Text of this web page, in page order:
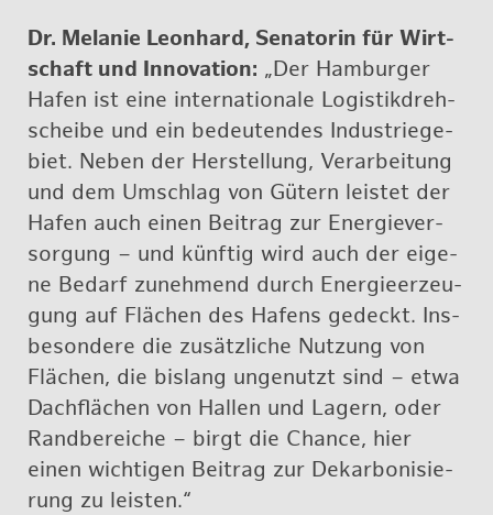
Dr. Me­la­nie Le­on­hard, Se­na­to­rin für Wirt­
schaft und In­no­va­ti­on: „Der Ham­bur­ger
Hafen ist eine in­ter­na­tio­na­le Lo­gis­tik­dreh­
schei­be und ein be­deu­ten­des In­dus­trie­ge­
biet. Neben der Her­stel­lung, Ver­ar­bei­tung
und dem Um­schlag von Gü­tern leis­tet der
Hafen auch einen Bei­trag zur En­er­gie­ver­
sor­gung – und künf­tig wird auch der ei­ge­
ne Be­darf zu­neh­mend durch En­er­gie­er­zeu­
gung auf Flä­chen des Ha­fens ge­deckt. Ins­
be­son­de­re die zu­sätz­li­che Nut­zung von
Flä­chen, die bis­lang un­ge­nutzt sind – etwa
Dach­flä­chen von Hal­len und La­gern, oder
Rand­be­rei­che – birgt die Chan­ce, hier
einen wich­ti­gen Bei­trag zur Dekar­bo­ni­sie­
rung zu leis­ten.“